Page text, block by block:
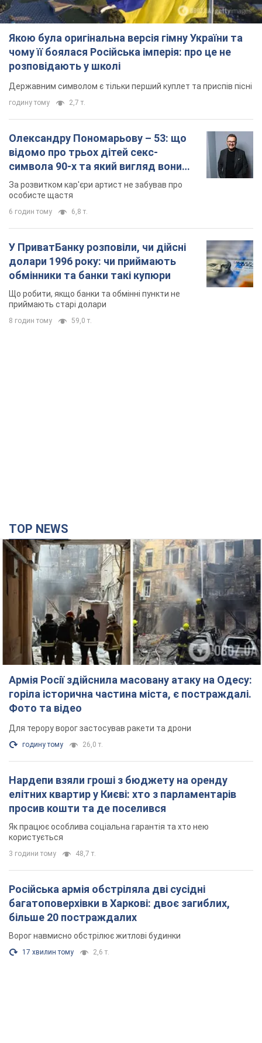
Якою була оригінальна версія гімну України та
чому її боялася Російська імперія: про це не
розповідають у школі
Державним символом є тільки перший куплет та приспів пісні
годину тому 2,7 т.
Олександру Пономарьову – 53: що
відомо про трьох дітей секс-
символа 90-х та який вигляд вони
мають
За розвитком кар'єри артист не забував про
особисте щастя
6 годин тому 6,8 т.
У ПриватБанку розповіли, чи дійсні
долари 1996 року: чи приймають
обмінники та банки такі купюри
Що робити, якщо банки та обмінні пункти не
приймають старі долари
8 годин тому 59,0 т.
TOP NEWS
Армія Росії здійснила масовану атаку на Одесу:
горіла історична частина міста, є постраждалі.
Фото та відео
Для терору ворог застосував ракети та дрони
годину тому 26,0 т.
Нардепи взяли гроші з бюджету на оренду
елітних квартир у Києві: хто з парламентарів
просив кошти та де поселився
Як працює особлива соціальна гарантія та хто нею
користується
3 години тому 48,7 т.
Російська армія обстріляла дві сусідні
багатоповерхівки в Харкові: двоє загиблих,
більше 20 постраждалих
Ворог навмисно обстрілює житлові будинки
17 хвилин тому 2,6 т.